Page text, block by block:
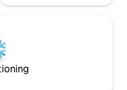
je
met
je
elk